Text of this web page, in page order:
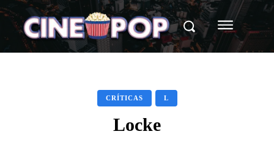
CRÍTICAS L
Locke